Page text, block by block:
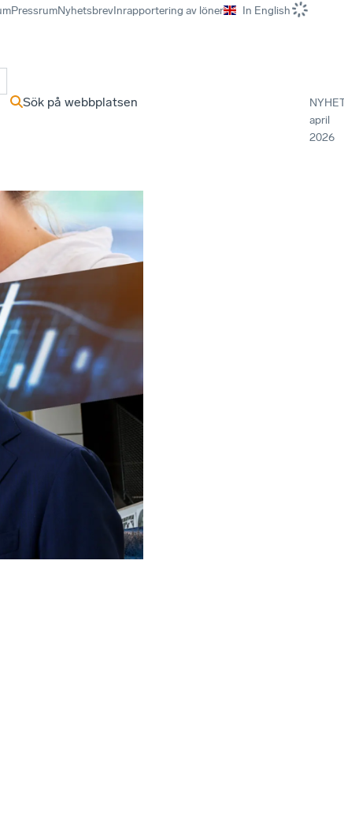
PressrumNyhetsbrevInrapportering av löner In English
Sök på webbplatsen
april
2026